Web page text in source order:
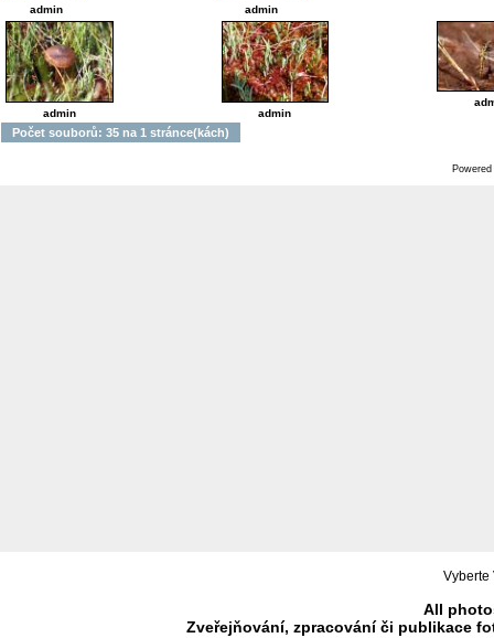
admin admin
admin admin
Počet souborů: 35 na 1 stránce(kách)
Vyberte
All
Zveřejňování, zpracování či publikace